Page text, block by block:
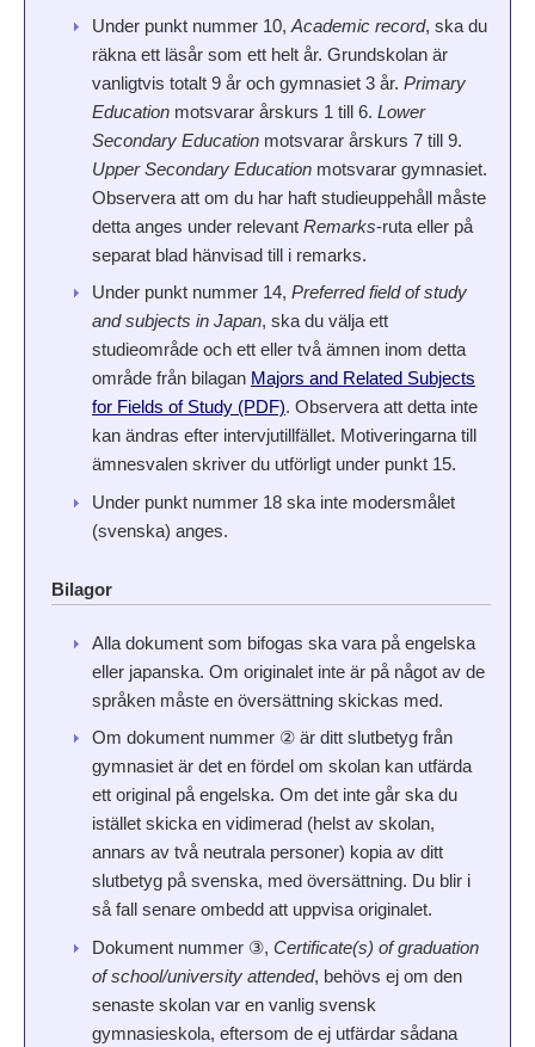
Under punkt nummer 10, Academic record, ska du
räkna ett läsår som ett helt år. Grundskolan är
vanligtvis totalt 9 år och gymnasiet 3 år. Primary
Education motsvarar årskurs 1 till 6. Lower
Secondary Education motsvarar årskurs 7 till 9.
Upper Secondary Education motsvarar gymnasiet.
Observera att om du har haft studieuppehåll måste
detta anges under relevant Remarks-ruta eller på
separat blad hänvisad till i remarks.
Under punkt nummer 14, Preferred field of study
and subjects in Japan, ska du välja ett
studieområde och ett eller två ämnen inom detta
område från bilagan Majors and Related Subjects
for Fields of Study (PDF). Observera att detta inte
kan ändras efter intervjutillfället. Motiveringarna till
ämnesvalen skriver du utförligt under punkt 15.
Under punkt nummer 18 ska inte modersmålet
(svenska) anges.
Bilagor
Alla dokument som bifogas ska vara på engelska
eller japanska. Om originalet inte är på något av de
språken måste en översättning skickas med.
Om dokument nummer ② är ditt slutbetyg från
gymnasiet är det en fördel om skolan kan utfärda
ett original på engelska. Om det inte går ska du
istället skicka en vidimerad (helst av skolan,
annars av två neutrala personer) kopia av ditt
slutbetyg på svenska, med översättning. Du blir i
så fall senare ombedd att uppvisa originalet.
Dokument nummer ③, Certificate(s) of graduation
of school/university attended, behövs ej om den
senaste skolan var en vanlig svensk
gymnasieskola, eftersom de ej utfärdar sådana